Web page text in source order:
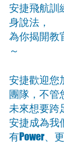
安捷飛航訓
身說法，
為你揭開教
～
安捷歡迎您
團隊，不管
未來想要跨
安捷成為我
有Power、